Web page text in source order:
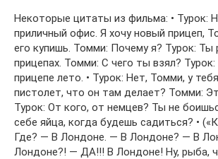
Некоторые цитаты из фильма: • Турок:
приличный офис. Я хочу новый прицеп,
его купишь. Томми: Почему я? Турок: Ты
прицепах. Томми: С чего ты взял?
прицепе лето. • Турок: Нет, Томми, у
пистолет, что он там делает? Томми:
Турок: От кого, от немцев? Ты не
себе яйца, когда будешь садиться? •
Где? — В Лондоне. — В Лондоне? — В
Лондоне?! — ДА!!! В Лондоне! Ну, рыба,